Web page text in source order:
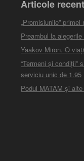
Articole
„Promisiunile” primei
Preambul la
Yaakov Miron. O
“Termeni și condiții”
serviciu unic de 1.95
Podul MATAM şi